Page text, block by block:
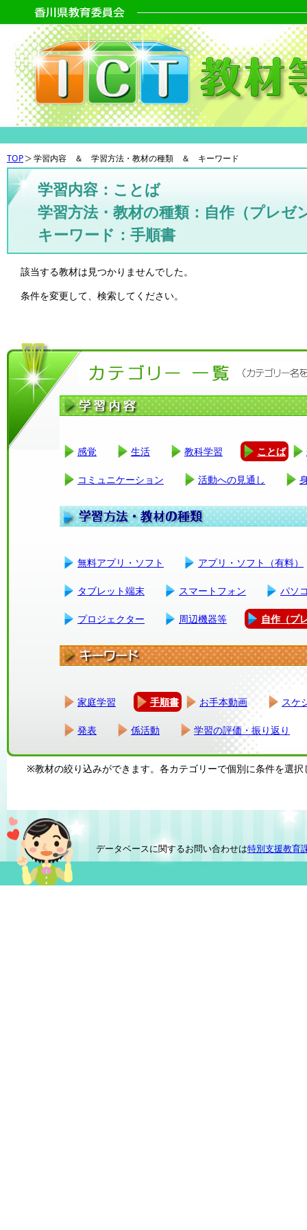
TOP 学習内容 ＆ 学習方法・教材の種類 ＆ キーワード
学習内容：ことば
学習方法・教材の種類：自作（プレ
キーワード：手順書
該当する教材は見つかりませんでした。
条件を変更して、検索してください。
感覚 生活 教科学習 ことば
コミュニケーション 活動への見通し
無料アプリ・ソフト アプリ・ソフト（有料）
タブレット端末 スマートフォン パソ
プロジェクター 周辺機器等 自作（プ
家庭学習 手順書 お手本動画 スケ
発表 係活動 学習の評価・振り返り
※教材の絞り込みができます。各カテゴリーで個別に条件を選択
データベースに関するお問い合わせは特別支援教育